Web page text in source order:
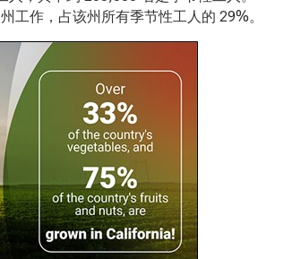
工作，占该州所有季节性工人的 29%。